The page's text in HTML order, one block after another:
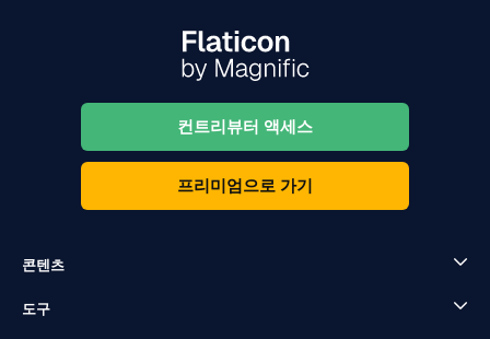
컨트리뷰터 액세스
프리미엄으로 가기
콘텐츠
도구